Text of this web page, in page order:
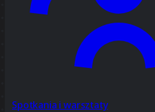
Spotkania i warsztaty